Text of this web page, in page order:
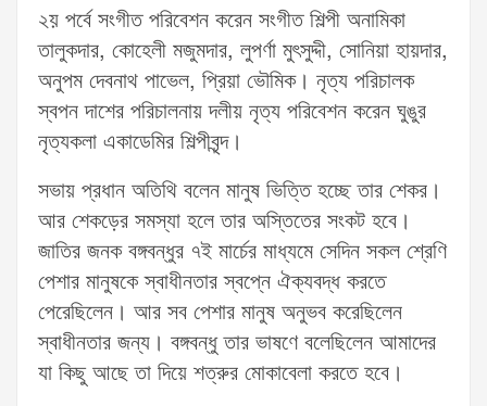
২য় পর্বে সংগীত পরিবেশন করেন সংগীত শিল্পী অনামিকা
তালুকদার, কোহেলী মজুমদার, লুপর্ণা মুৎসুদ্দী, সোনিয়া হায়দার,
অনুপম দেবনাথ পাভেল, প্রিয়া ভৌমিক। নৃত্য পরিচালক
স্বপন দাশের পরিচালনায় দলীয় নৃত্য পরিবেশন করেন ঘুঙুর
নৃত্যকলা একাডেমির শিল্পীবৃন্দ।
সভায় প্রধান অতিথি বলেন মানুষ ভিত্তি হচ্ছে তার শেকর।
আর শেকড়ের সমস্যা হলে তার অস্তিতের সংকট হবে।
জাতির জনক বঙ্গবন্ধুর ৭ই মার্চের মাধ্যমে সেদিন সকল শ্রেণি
পেশার মানুষকে স্বাধীনতার স্বপ্নে ঐক্যবদ্ধ করতে
পেরেছিলেন। আর সব পেশার মানুষ অনুভব করেছিলেন
স্বাধীনতার জন্য। বঙ্গবন্ধু তার ভাষণে বলেছিলেন আমাদের
যা কিছু আছে তা দিয়ে শত্রুর মোকাবেলা করতে হবে।